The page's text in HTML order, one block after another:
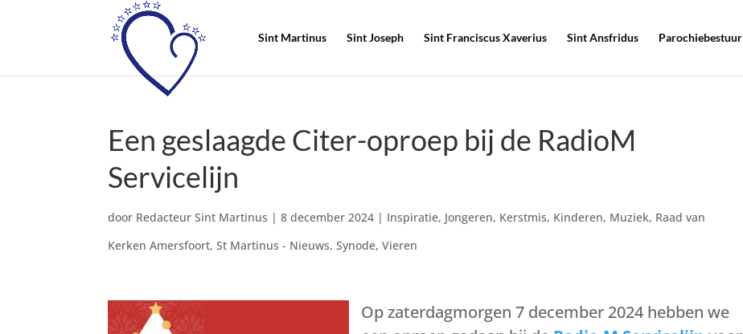
Sint Martinus Sint Joseph Sint Franciscus Xaverius Sint Ansfridus Parochiebestuur
Een geslaagde Citer-oproep bij de RadioM
Servicelijn
door Redacteur Sint Martinus |8 december 2024 | Inspiratie, Jongeren, Kerstmis, Kinderen, Muziek, Raad van
Kerken Amersfoort,St Martinus - Nieuws,Synode,Vieren
Op zaterdagmorgen 7 december 2024 hebben we